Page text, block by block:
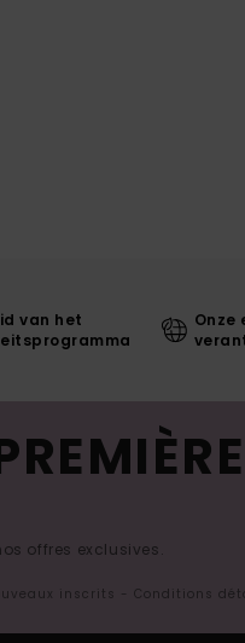
van het
Onze
offres exclusives.
inscrits - Conditions